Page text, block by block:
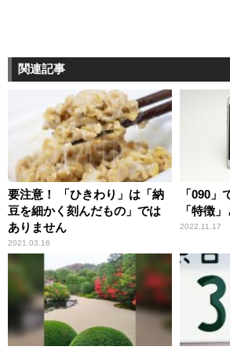
関連記事
要注意！ 「ひきわり」は「納
豆を細かく刻んだもの」では
ありません
2021.03.16
「090
「特徴
2022.11.17